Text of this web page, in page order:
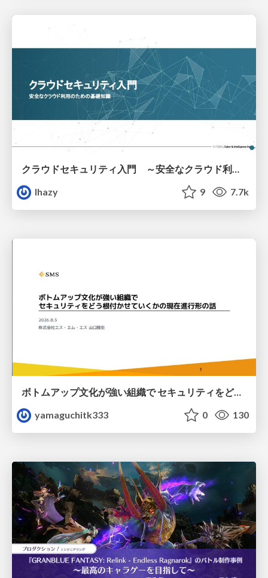
クラウドセキュリティ入門 ～安全なクラウド利用のための基礎知識～
lhazy
9 7.7k
ボトムアップ文化が強い組織で セキュリティをどう根付かせていくかの現在進行形の話 / Making Security Stick in a Bottom-Up Organization
yamaguchitk333
0 130